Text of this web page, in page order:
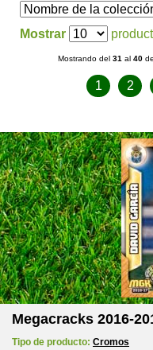
Mostrar
Mostrando del 31 al 40
1 2
Megacracks 2016-
Tipo de producto: Cromos